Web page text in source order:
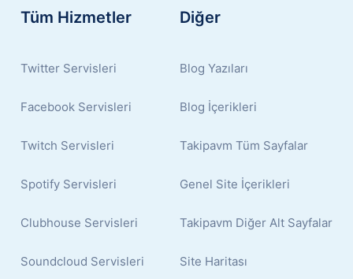
Tüm Hizmetler
Twitter Servisleri
Facebook Servisleri
Twitch Servisleri
Spotify Servisleri
Clubhouse Servisleri
Soundcloud Servisleri
Diğer
Blog Yazıları
Blog İçerikleri
Takipavm Tüm Sayfalar
Genel Site İçerikleri
Takipavm Diğer Alt Sayfalar
Site Haritası